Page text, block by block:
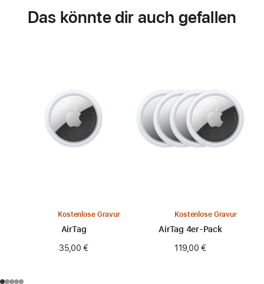
Das könnte dir auch gefallen
Kostenlose Gravur
AirTag
35,00 €
Kostenlose Gravur
AirTag 4er-Pack
119,00 €